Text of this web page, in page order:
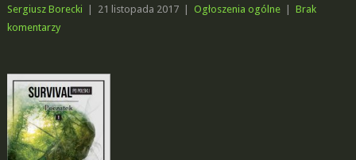
Sergiusz Borecki 21 listopada 2017 Ogłoszenia ogólne
Brak
komentarzy